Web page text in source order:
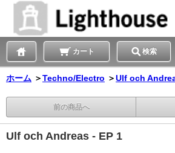
カート 検索
ホーム ＞Techno/Electro ＞Ulf och
前の商品へ
Ulf och Andreas - EP 1